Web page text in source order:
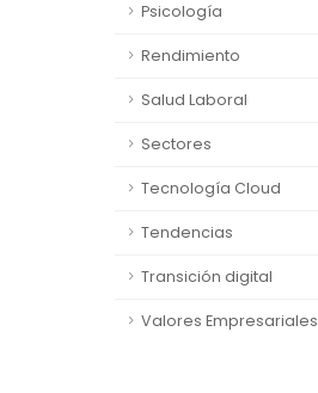
Psicología
Rendimiento
Salud Laboral
Sectores
Tecnología Cloud
Tendencias
Transición digital
Valores Empresariales